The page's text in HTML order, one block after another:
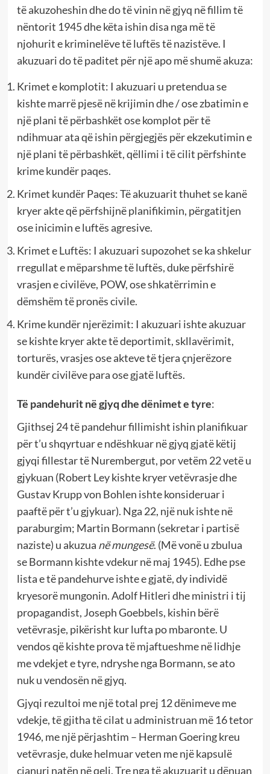
të akuzoheshin dhe do të vinin në gjyq në fillim të
nëntorit 1945 dhe këta ishin disa nga më të
njohurit e kriminelëve të luftës të nazistëve. I
akuzuari do të paditet për një apo më shumë akuza:
Krimet e komplotit: I akuzuari u pretendua se
kishte marrë pjesë në krijimin dhe / ose zbatimin e
një plani të përbashkët ose komplot për të
ndihmuar ata që ishin përgjegjës për ekzekutimin e
një plani të përbashkët, qëllimi i të cilit përfshinte
krime kundër paqes.
Krimet kundër Paqes: Të akuzuarit thuhet se kanë
kryer akte që përfshijnë planifikimin, përgatitjen
ose inicimin e luftës agresive.
Krimet e Luftës: I akuzuari supozohet se ka shkelur
rregullat e mëparshme të luftës, duke përfshirë
vrasjen e civilëve, POW, ose shkatërrimin e
dëmshëm të pronës civile.
Krime kundër njerëzimit: I akuzuari ishte akuzuar
se kishte kryer akte të deportimit, skllavërimit,
torturës, vrasjes ose akteve të tjera çnjerëzore
kundër civilëve para ose gjatë luftës.
Të pandehurit në gjyq dhe dënimet e tyre:
Gjithsej 24 të pandehur fillimisht ishin planifikuar
për t’u shqyrtuar e ndëshkuar në gjyq gjatë këtij
gjyqi fillestar të Nurembergut, por vetëm 22 vetë u
gjykuan (Robert Ley kishte kryer vetëvrasje dhe
Gustav Krupp von Bohlen ishte konsideruar i
paaftë për t’u gjykuar). Nga 22, një nuk ishte në
paraburgim; Martin Bormann (sekretar i partisë
naziste) u akuzua në mungesë. (Më vonë u zbulua
se Bormann kishte vdekur në maj 1945). Edhe pse
lista e të pandehurve ishte e gjatë, dy individë
kryesorë mungonin. Adolf Hitleri dhe ministri i tij
propagandist, Joseph Goebbels, kishin bërë
vetëvrasje, pikërisht kur lufta po mbaronte. U
vendos që kishte prova të mjaftueshme në lidhje
me vdekjet e tyre, ndryshe nga Bormann, se ato
nuk u vendosën në gjyq.
Gjyqi rezultoi me një total prej 12 dënimeve me
vdekje, të gjitha të cilat u administruan më 16 tetor
1946, me një përjashtim – Herman Goering kreu
vetëvrasje, duke helmuar veten me një kapsulë
cianuri natën në qeli. Tre nga të akuzuarit u dënuan